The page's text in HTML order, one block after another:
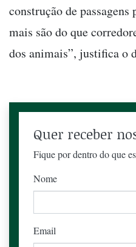
construção de passagens
mais são do que
dos animais”, justifica o
Quer receber
Fique por dentro do que
Nome
Email